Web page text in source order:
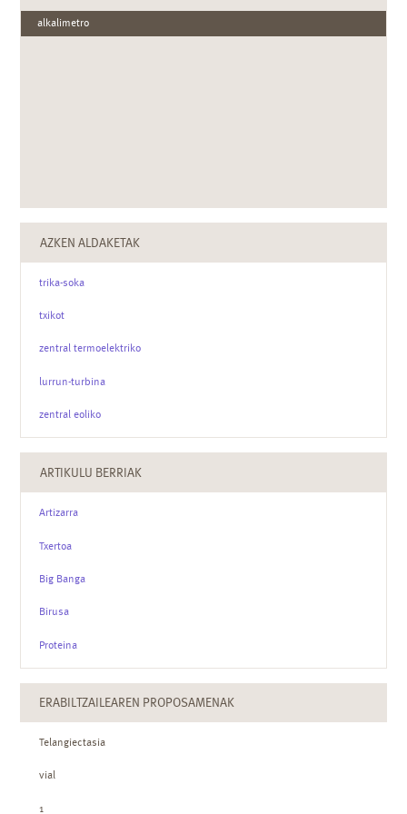
alkalimetro
AZKEN ALDAKETAK
trika-soka
txikot
zentral termoelektriko
lurrun-turbina
zentral eoliko
ARTIKULU BERRIAK
Artizarra
Txertoa
Big Banga
Birusa
Proteina
ERABILTZAILEAREN PROPOSAMENAK
Telangiectasia
vial
1